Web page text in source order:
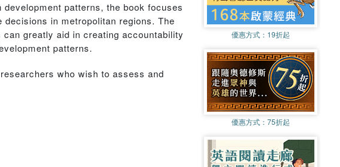
patterns, the book focuses
in metropolitan regions. The
greatly aid in creating accountability
patterns.
who wish to assess and
優惠方式： 19折起
優惠方式： 75折起